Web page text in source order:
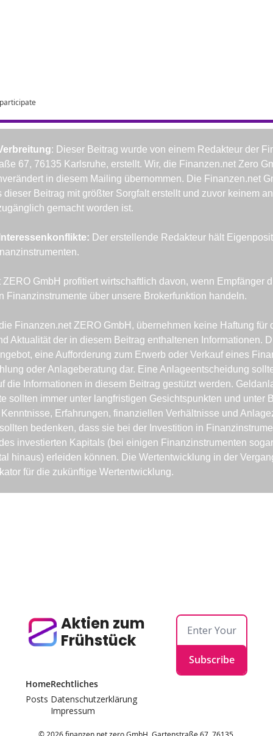
: Dieser Beitrag wurde von einem Redakteur der
67, 76135 Karlsruhe, erstellt. Wir, die Finanzen.net Zero
in diesem Mailing übernommen. Die Finanzen.net
dieser Beitrag mit größter Sorgfalt erstellt und zuvor keinem
gemacht worden ist.
Der erstellende Redakteur hält
GmbH profitiert wirtschaftlich davon, wenn Empfänger
Finanzinstrumente über unsere Brokerfunktion handeln.
Finanzen.net ZERO GmbH, übernehmen keine Haftung für
Aktualität der in diesem Beitrag enthaltenen Informationen.
eine Aufforderung zum Erwerb oder Verkauf eines
oder Anlageberatung dar. Eine Anlageentscheidung
die Informationen in diesem Beitrag gestützt werden.
sollten immer unter langfristigen Gesichtspunkten und unter
Erfahrungen, finanziellen Verhältnisse und
bedenken, dass sie bei der Investition in
investierten Kapitals (bei einigen Finanzinstrumenten
hinaus) erleiden können. Die Wertentwicklung in der
für die zukünftige Wertentwicklung.
Aktien zum
Frühstück
Subscribe
Home
Posts
Rechtliches
Datenschutzerklärung
Impressum